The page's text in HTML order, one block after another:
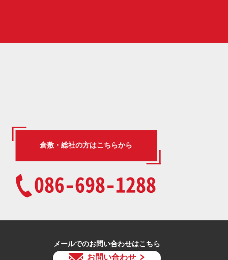
倉敷・総社の方はこちらから
086-698-1288
メールでのお問い合わせはこちら
お問い合わせ